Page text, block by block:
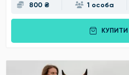
800 ₴ 1 особа
КУПИТИ